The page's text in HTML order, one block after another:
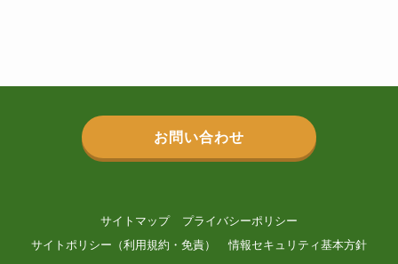
お問い合わせ
サイトマップ
プライバシーポリシー
サイトポリシー（利用規約・免責）
情報セキュリティ基本方針